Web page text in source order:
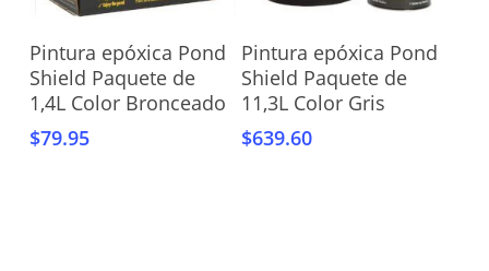
Añadir Al Carrito
Pintura epóxica Pond
Shield Paquete de
1,4L Color Bronceado
$79.95
Añadir Al Carrito
Pintura epóxica Pond
Shield Paquete de
11,3L Color Gris
$639.60